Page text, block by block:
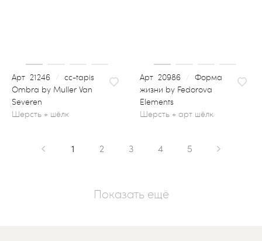
21246
сс-tapis
Ombra by Muller Van
Severen
20986
Форма
жизни by Fedorova
Elements
шерсть + арт шёлк
1 2 3 4 5
Показать ещё